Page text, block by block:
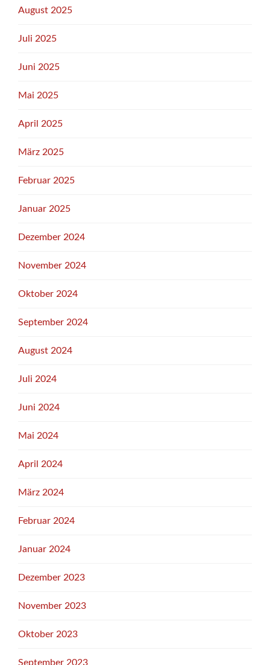
August 2025
Juli 2025
Juni 2025
Mai 2025
April 2025
März 2025
Februar 2025
Januar 2025
Dezember 2024
November 2024
Oktober 2024
September 2024
August 2024
Juli 2024
Juni 2024
Mai 2024
April 2024
März 2024
Februar 2024
Januar 2024
Dezember 2023
November 2023
Oktober 2023
September 2023